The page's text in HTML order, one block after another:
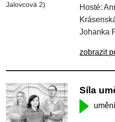
Jalovcová 2)
Hosté:
Johanka
zobrazit
Síla
umění